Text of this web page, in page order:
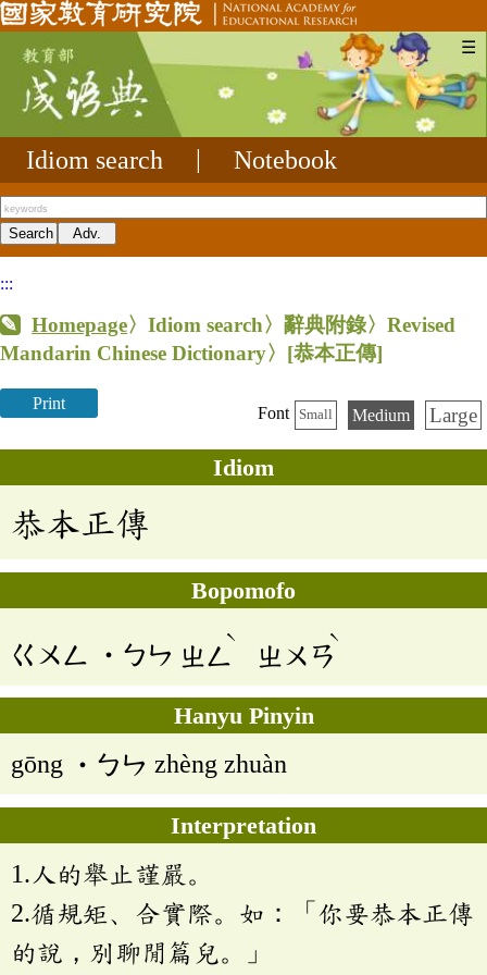
☰
Idiom search Notebook
:::
Homepage〉Idiom search〉辭典附錄〉Revised
Mandarin Chinese Dictionary〉 [恭本正傳]
Print
Font Small Medium Large
Idiom
恭本正傳
Bopomofo
ㄍㄨㄥ ˙ㄅㄣ ㄓㄥ
ˋ
ㄓㄨㄢ
ˋ
Hanyu Pinyin
gōng ˙ㄅㄣ zhèng zhuàn
Interpretation
1.人的舉止謹嚴。
2.循規矩、合實際。如：「你要恭本正傳
的說，別聊閒篇兒。」